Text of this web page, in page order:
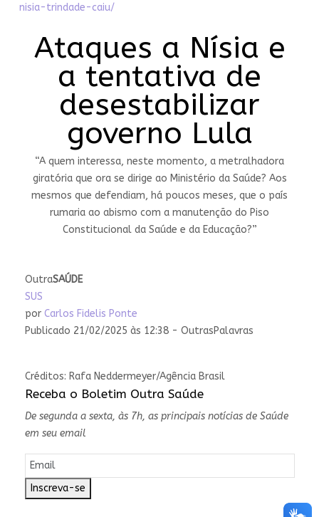
nisia-trindade-caiu/
Ataques a Nísia e
a tentativa de
desestabilizar
governo Lula
“A quem interessa, neste momento, a metralhadora
giratória que ora se dirige ao Ministério da Saúde? Aos
mesmos que defendiam, há poucos meses, que o país
rumaria ao abismo com a manutenção do Piso
Constitucional da Saúde e da Educação?”
OutraSAÚDE
SUS
por Carlos Fidelis Ponte
Publicado 21/02/2025 às 12:38 - OutrasPalavras
Créditos: Rafa Neddermeyer/Agência Brasil
Receba o Boletim Outra Saúde
De segunda a sexta, às 7h, as principais notícias de Saúde
em seu email
Inscreva-se